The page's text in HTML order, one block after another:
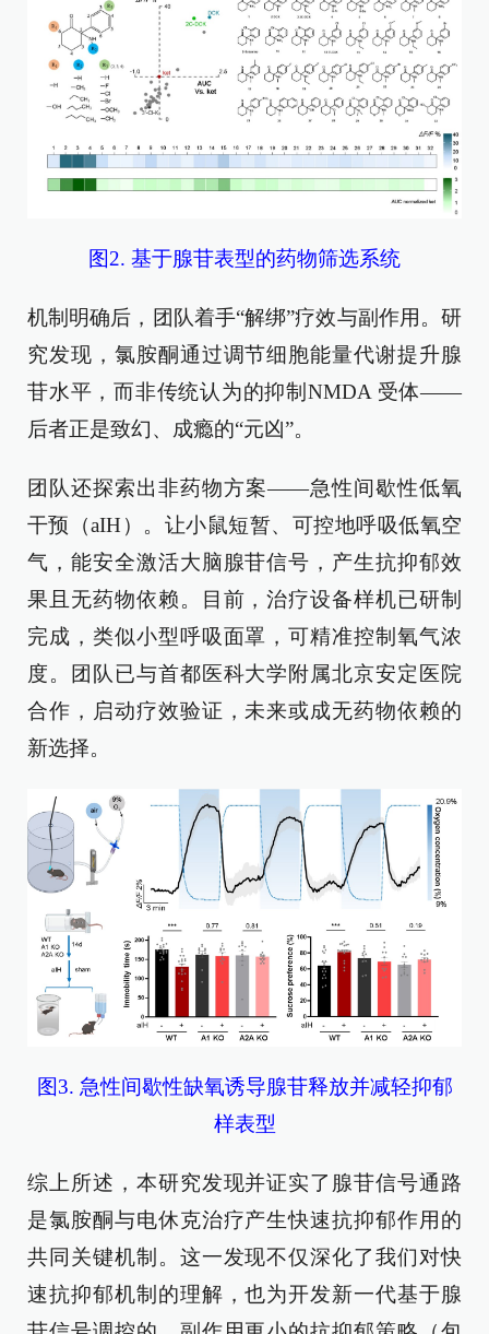
图2. 基于腺苷表型的药物筛选系统
机制明确后，团队着手“解绑”疗效与副作用。研
究发现，氯胺酮通过调节细胞能量代谢提升腺
苷水平，而非传统认为的抑制NMDA 受体——
后者正是致幻、成瘾的“元凶”。
团队还探索出非药物方案——急性间歇性低氧
干预（aIH）。让小鼠短暂、可控地呼吸低氧空
气，能安全激活大脑腺苷信号，产生抗抑郁效
果且无药物依赖。目前，治疗设备样机已研制
完成，类似小型呼吸面罩，可精准控制氧气浓
度。团队已与首都医科大学附属北京安定医院
合作，启动疗效验证，未来或成无药物依赖的
新选择。
图3. 急性间歇性缺氧诱导腺苷释放并减轻抑郁
样表型
综上所述，本研究发现并证实了腺苷信号通路
是氯胺酮与电休克治疗产生快速抗抑郁作用的
共同关键机制。这一发现不仅深化了我们对快
速抗抑郁机制的理解，也为开发新一代基于腺